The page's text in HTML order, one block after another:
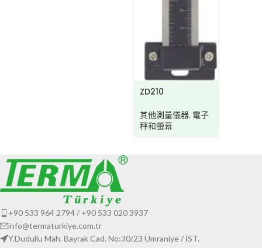
ZD210
其他測量儀器, 電子
秤和螢幕
+90 533 964 2794 / +90 533 020 3937
info@termaturkiye.com.tr
Y.Dudullu Mah. Bayrak Cad. No:30/23 Ümraniye / İST.